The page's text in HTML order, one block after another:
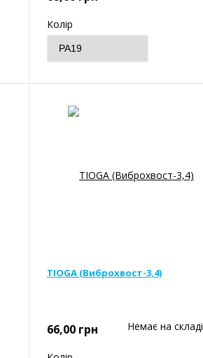
Колір
TIOGA (Виброхвост-3,4)
66,00 грн Немає на складі